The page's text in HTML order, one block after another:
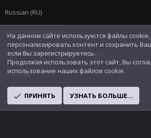
Russian (RU)
Условия и правила
Политика конфиденциальности
Помощь
R
S
На данном сайте используются файлы
персонализировать контент и сохранить
если Вы зарегистрируетесь.
Продолжая использовать этот сайт, Вы
использование наших файлов cookie.
ПРИНЯТЬ УЗНАТЬ БОЛЬШЕ...